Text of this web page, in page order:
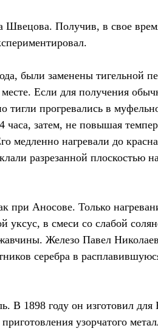
Получив, в свое
были заменены тигельной
Если для получения
тигли прогревались в
затем, не повышая
медленно нагревали до
разрезанной плоскостью
при Аносове. Только
уксус, в смеси со слабой
Железо Павел
серебра в
В 1898 году он изготовил для
узорчатого